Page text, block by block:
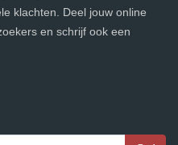
klachten. Deel jouw online
en schrijf ook een